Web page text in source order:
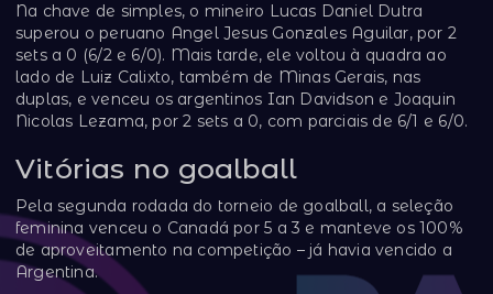
Na chave de simples, o mineiro Lucas Daniel Dutra
superou o peruano Angel Jesus Gonzales Aguilar, por 2
sets a 0 (6/2 e 6/0). Mais tarde, ele voltou à quadra ao
lado de Luiz Calixto, também de Minas Gerais, nas
duplas, e venceu os argentinos Ian Davidson e Joaquin
Nicolas Lezama, por 2 sets a 0, com parciais de 6/1 e 6/0.
Vitórias no goalball
Pela segunda rodada do torneio de goalball, a seleção
feminina venceu o Canadá por 5 a 3 e manteve os 100%
de aproveitamento na competição – já havia vencido a
Argentina.